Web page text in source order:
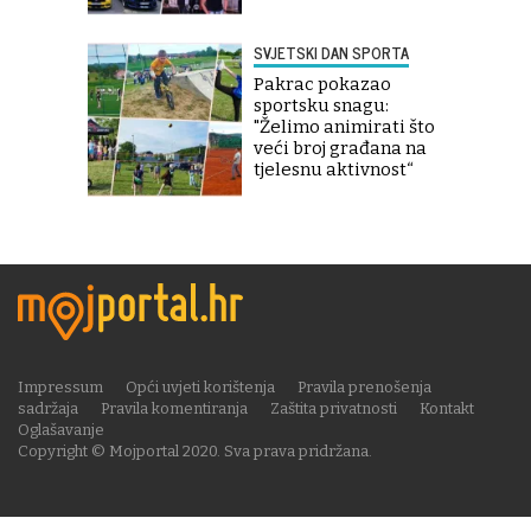
SVJETSKI DAN SPORTA
Pakrac pokazao
sportsku snagu:
"Želimo animirati što
veći broj građana na
tjelesnu aktivnost“
Copyright © Mojportal 2020. Sva prava pridržana.
Impressum Opći uvjeti korištenja
Pravila prenošenja
sadržaja
Pravila komentiranja Zaštita privatnosti
Kontakt
Oglašavanje